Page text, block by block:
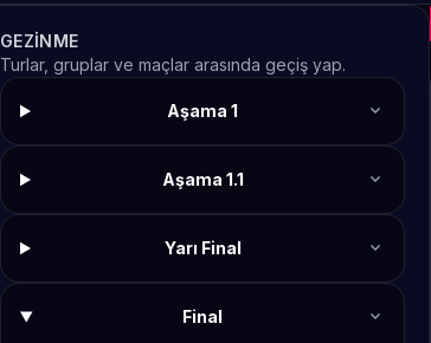
Always-ON
Hafta 2
Düzenleyen TETO
GEZINME
Turlar, gruplar ve maçlar arasında geçiş yap.
Aşama 1 expand_more
Aşama 1.1 expand_more
Yarı Final expand_more
Final expand_more